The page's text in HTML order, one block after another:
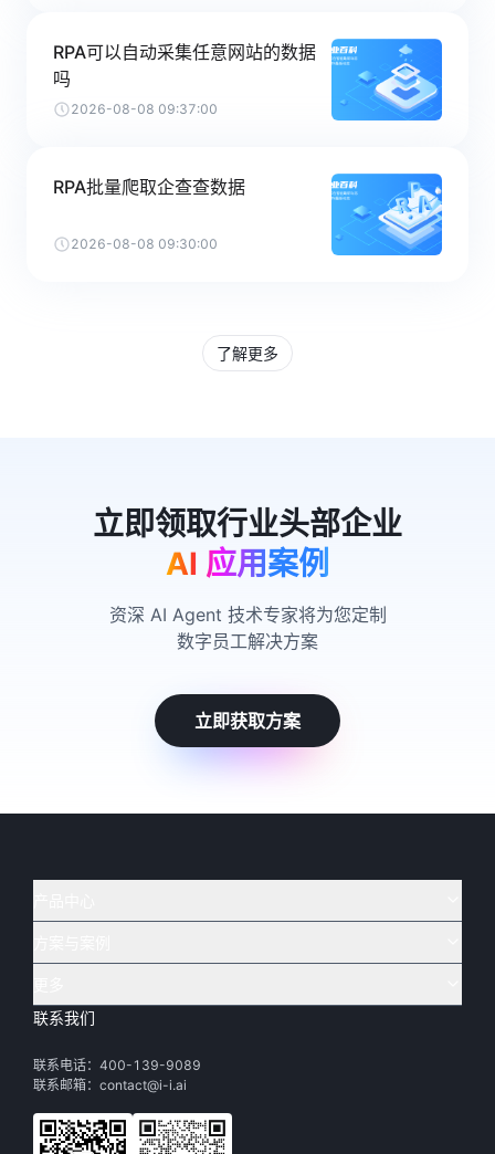
RPA可以自动采集任意网站的数据
吗
2026-08-08 09:37:00
RPA批量爬取企查查数据
2026-08-08 09:30:00
了解更多
AI 应用案例
资深 AI Agent 技术专家将为您定制
数字员工解决方案
立即获取方案
IDP 文档审阅 实在 RPA 机器人
实在 RPA 控制器
电商
政府
教育
财务
下载体验
实在学院
实在社区
渠道加盟
关于实在
联系我们
联系电话：400-139-9089
联系邮箱：contact@i-i.ai